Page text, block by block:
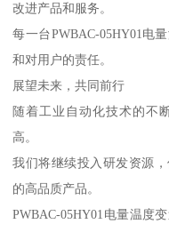
改进产品和服务。
每一台PWBAC-05HY01电
和对用户的责任。
展望未来，共同前行
随着工业自动化技术的不
高。
我们将继续投入研发资源
的高品质产品。
PWBAC-05HY01电量温度